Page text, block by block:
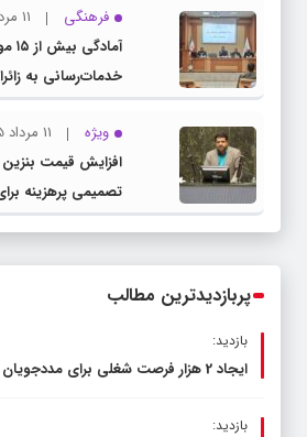
مدیرکل آموزش و
فرهنگی
11 مرداد 1405
خدمات‌رسانی به
شهرستان چناران
ویژه
11 مرداد 1405
افزایش قیمت
تصمیمی پرهزینه
قاچاق سوخت و
پربازدیدترین مطالب
بازدید:
ایجاد 2 هزار فرصت شغلی برای مددجویان طی ۵ سال گذشته
بازدید: